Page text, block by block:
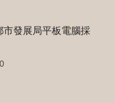
市發展局平板電腦採